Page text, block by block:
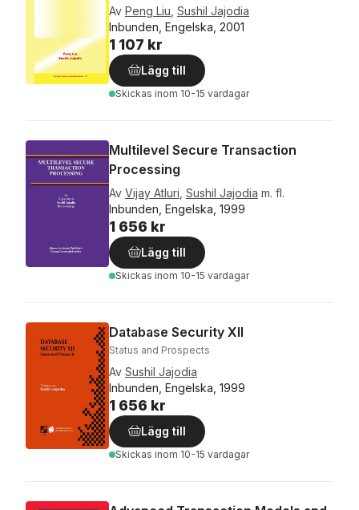
Av Peng Liu Sushil Jajodia
Inbunden, Engelska, 2001
1 107 kr
Lägg till
Skickas inom 10-15 vardagar
Multilevel Secure Transaction
Processing
Av Vijay Atluri Sushil Jajodia m. fl.
Inbunden, Engelska, 1999
1 656 kr
Lägg till
Skickas inom 10-15 vardagar
Database Security XII
Status and Prospects
Av Sushil Jajodia
Inbunden, Engelska, 1999
1 656 kr
Lägg till
Skickas inom 10-15 vardagar